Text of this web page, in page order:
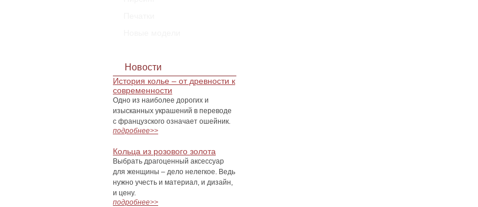
Новости
История колье – от древности к
современности
Одно из наиболее дорогих и
изысканных украшений в переводе
с французского означает ошейник.
подробнее>>
Кольца из розового золота
Выбрать драгоценный аксессуар
для женщины – дело нелегкое. Ведь
нужно учесть и материал, и дизайн,
и цену.
подробнее>>